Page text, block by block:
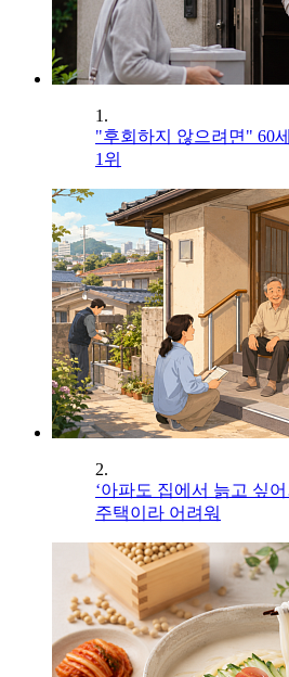
1.
"후회하지 않으려면" 60
1위
2.
‘아파도 집에서 늙고 싶
주택이라 어려워